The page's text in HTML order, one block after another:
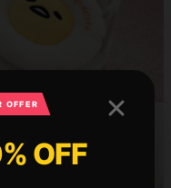
OFFER
OFF